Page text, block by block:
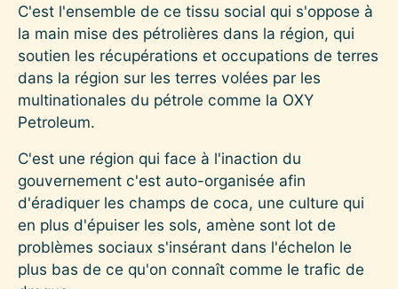
C'est l'ensemble de ce tissu social qui s'oppose à
la main mise des pétrolières dans la région, qui
soutien les récupérations et occupations de terres
dans la région sur les terres volées par les
multinationales du pétrole comme la OXY
Petroleum.
C'est une région qui face à l'inaction du
gouvernement c'est auto-organisée afin
d'éradiquer les champs de coca, une culture qui
en plus d'épuiser les sols, amène sont lot de
problèmes sociaux s'insérant dans l'échelon le
plus bas de ce qu'on connaît comme le trafic de